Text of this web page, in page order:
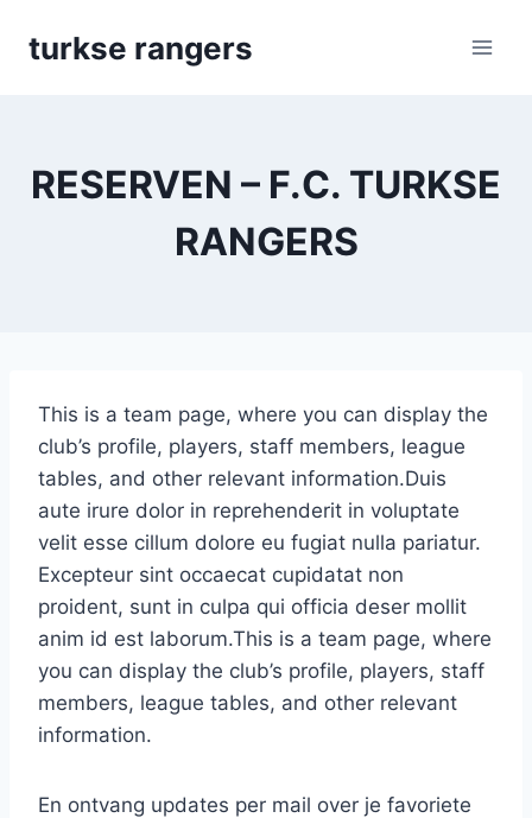
turkse rangers
RESERVEN – F.C. TURKSE
RANGERS
This is a team page, where you can display the
club’s profile, players, staff members, league
tables, and other relevant information.Duis
aute irure dolor in reprehenderit in voluptate
velit esse cillum dolore eu fugiat nulla pariatur.
Excepteur sint occaecat cupidatat non
proident, sunt in culpa qui officia deser mollit
anim id est laborum.This is a team page, where
you can display the club’s profile, players, staff
members, league tables, and other relevant
information.
En ontvang updates per mail over je favoriete